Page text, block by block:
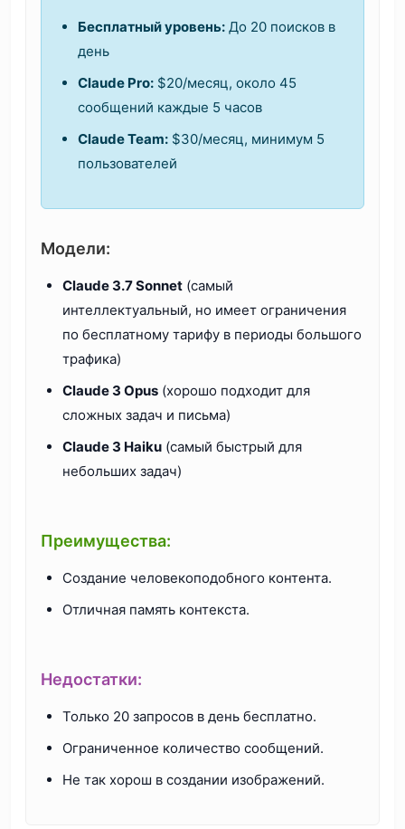
Бесплатный уровень: До 20 поисков в
день
Claude Pro: $20/месяц, около 45
сообщений каждые 5 часов
Claude Team: $30/месяц, минимум 5
пользователей
Модели:
Claude 3.7 Sonnet (самый
интеллектуальный, но имеет ограничения
по бесплатному тарифу в периоды большого
трафика)
Claude 3 Opus (хорошо подходит для
сложных задач и письма)
Claude 3 Haiku (самый быстрый для
небольших задач)
Преимущества:
Создание человекоподобного контента.
Отличная память контекста.
Недостатки:
Только 20 запросов в день бесплатно.
Ограниченное количество сообщений.
Не так хорош в создании изображений.